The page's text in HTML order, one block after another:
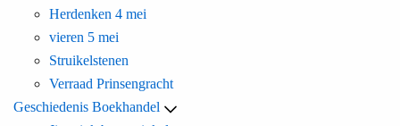
Herdenken 4 mei
vieren 5 mei
Struikelstenen
Verraad Prinsengracht
Geschiedenis Boekhandel